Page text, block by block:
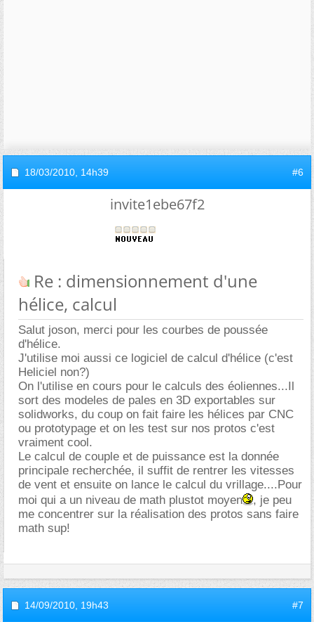
18/03/2010, 14h39 #6
invite1ebe67f2
Re : dimensionnement d'une
hélice, calcul
Salut joson, merci pour les courbes de poussée
d'hélice.
J'utilise moi aussi ce logiciel de calcul d'hélice (c'est
Heliciel non?)
On l'utilise en cours pour le calculs des éoliennes...Il
sort des modeles de pales en 3D exportables sur
solidworks, du coup on fait faire les hélices par CNC
ou prototypage et on les test sur nos protos c'est
vraiment cool.
Le calcul de couple et de puissance est la donnée
principale recherchée, il suffit de rentrer les vitesses
de vent et ensuite on lance le calcul du vrillage....Pour
moi qui a un niveau de math plustot moyen
, je peu
me concentrer sur la réalisation des protos sans faire
math sup!
14/09/2010, 19h43 #7